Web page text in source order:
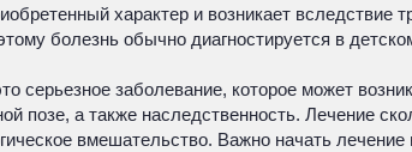
характер и возникает
болезнь обычно диагностируется в
серьезное заболевание, которое может
позе, а также наследственность. Лечение
вмешательство. Важно начать